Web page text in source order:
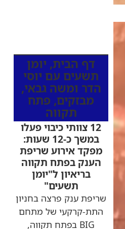
דף הבית, יומן
תשעים עם יוסי
הדר ומשה גבאי,
מבזקים, פתח
תקווה
12 צוותי כיבוי פעלו
במשך כ-12 שעות:
מפקד אירוע שריפת
הענק בפתח תקווה
בריאיון ל"יומן
תשעים"
שריפת ענק פרצה בחניון
התת-קרקעי של מתחם
BIG בפתח תקווה,